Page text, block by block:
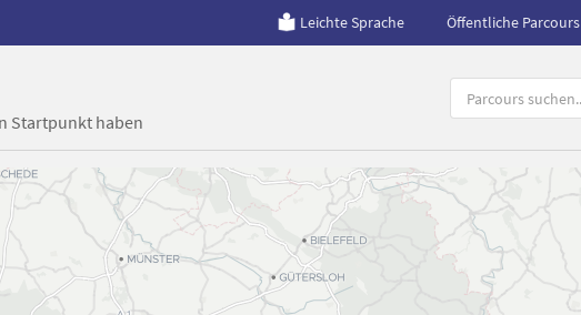
Leichte Sprache Öffentliche Parcours
Startpunkt haben